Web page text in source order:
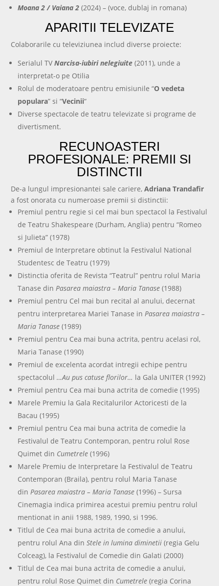
Moana 2 / Vaiana 2 (2024) – (voce, dublaj in romana)
APARITII TELEVIZATE
Colaborarile cu televiziunea includ diverse proiecte:
Serialul TVNarcisa-iubiri nelegiuite (2011), unde a
interpretat-o pe Otilia
Rolul de moderatoare pentru emisiunile “O vedeta
populara” si “Vecinii“
Diverse spectacole de teatru televizate si programe de
divertisment.
RECUNOASTERI
PROFESIONALE: PREMII SI
DISTINCTII
De-a lungul impresionantei sale cariere,Adriana Trandafir
a fost onorata cu numeroase premii si distinctii:
Premiul pentru regie si cel mai bun spectacol la Festivalul
de Teatru Shakespeare (Durham, Anglia) pentru “Romeo
si Julieta” (1978)
Premiul de Interpretare obtinut la Festivalul National
Studentesc de Teatru (1979)
Distinctia oferita de Revista “Teatrul” pentru rolul Maria
Tanase dinPasarea maiastra – Maria Tanase (1988)
Premiul pentru Cel mai bun recital al anului, decernat
pentru interpretarea Mariei Tanase inPasarea maiastra –
Maria Tanase (1989)
Premiul pentru Cea mai buna actrita, pentru acelasi rol,
Maria Tanase (1990)
Premiul de excelenta acordat intregii echipe pentru
spectacolul…Au pus catuse florilor… la Gala UNITER (1992)
Premiul pentru Cea mai buna actrita de comedie (1995)
Marele Premiu la Gala Recitalurilor Actoricesti de la
Bacau (1995)
Premiul pentru Cea mai buna actrita de comedie la
Festivalul de Teatru Contemporan, pentru rolul Rose
Quimet din Cumetrele (1996)
Marele Premiu de Interpretare la Festivalul de Teatru
Contemporan (Braila), pentru rolul Maria Tanase
dinPasarea maiastra – Maria Tanase (1996) – Sursa
Cinemagia indica primirea acestui premiu pentru rolul
mentionat in anii 1988, 1989, 1990, si 1996.
Titlul de Cea mai buna actrita de comedie a anului,
pentru rolul Ana dinStele in lumina diminetii (regia Gelu
Colceag), la Festivalul de Comedie din Galati (2000)
Titlul de Cea mai buna actrita de comedie a anului,
pentru rolul Rose Quimet din Cumetrele (regia Corina